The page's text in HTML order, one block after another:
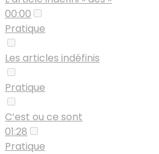
00:00
Pratique
Les articles indéfinis
Pratique
C’est ou ce sont
01:28
Pratique